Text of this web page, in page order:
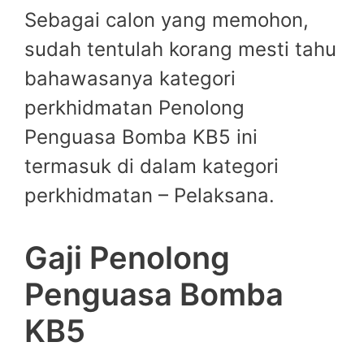
Sebagai calon yang memohon,
sudah tentulah korang mesti tahu
bahawasanya kategori
perkhidmatan Penolong
Penguasa Bomba KB5 ini
termasuk di dalam kategori
perkhidmatan – Pelaksana.
Gaji Penolong
Penguasa Bomba
KB5